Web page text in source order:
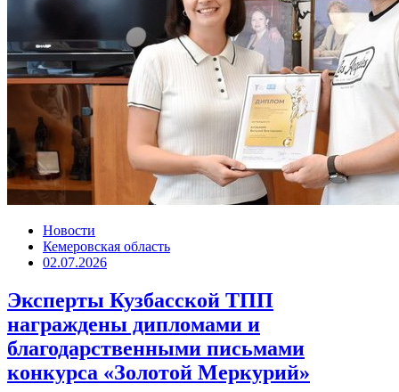
Новости
Кемеровская область
02.07.2026
Эксперты Кузбасской ТПП
награждены дипломами и
благодарственными письмами
конкурса «Золотой Меркурий»